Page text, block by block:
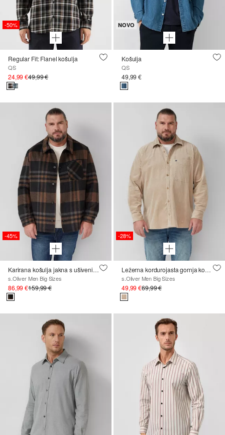
-50%
Regular Fit: Flanel košulja
QS
24,99 €49,99 €
NOVO
Košulja
QS
49,99 €
-45%
Karirana košulja jakna s ušivenim džepovima
s.Oliver Men Big Sizes
86,99 €159,99 €
-28%
Ležerna kordurojasta gornja košulja od rastezljivog pamuka
s.Oliver Men Big Sizes
49,99 €69,99 €